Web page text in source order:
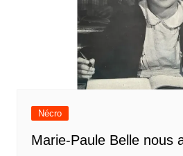
Nécro
Marie-Paule Belle nous